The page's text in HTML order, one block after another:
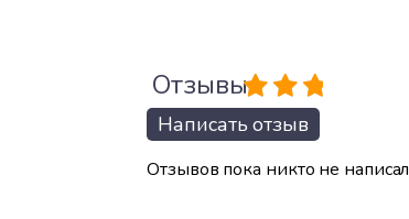
Отзывы
Написать отзыв
Отзывов пока никто не написал